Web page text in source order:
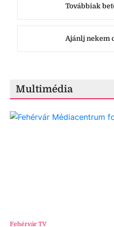
Továbbiak
Ajánlj nekem
Multimédia
Fehérvár TV